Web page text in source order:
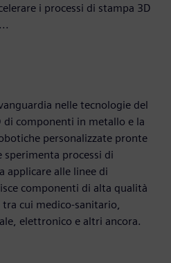
i processi di stampa 3D
nelle tecnologie del
componenti in metallo e la
personalizzate pronte
sperimenta processi di
applicare alle linee di
componenti di alta qualità
cui medico-sanitario,
elettronico e altri ancora.